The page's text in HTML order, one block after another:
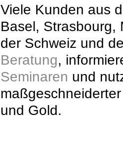
Viele Kunden aus
Basel, Strasbourg,
der Schweiz und
Beratung,
Seminaren und
und Gold.